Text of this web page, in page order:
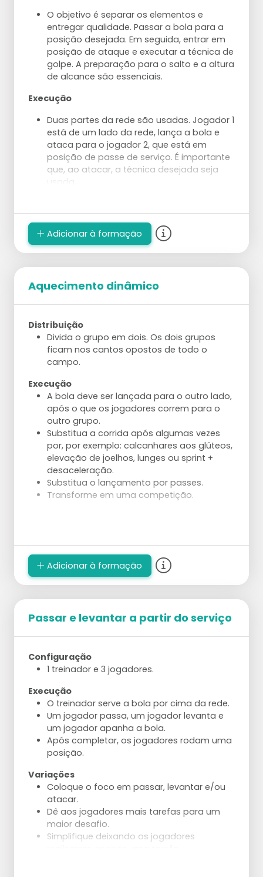
O objetivo é separar os elementos e
entregar qualidade. Passar a bola para a
posição desejada. Em seguida, entrar em
posição de ataque e executar a técnica de
golpe. A preparação para o salto e a altura
de alcance são essenciais.
Execução
Duas partes da rede são usadas. Jogador 1
está de um lado da rede, lança a bola e
ataca para o jogador 2, que está em
posição de passe de serviço. É importante
que, ao atacar, a técnica desejada seja
usada.
de levantamento desejada. O treinador
pega a bola e a lança imediatamente em
uma configuração perfeita (começando
com um levantamento de 1m que contém
um pico).
O jogador 2 entra em posição para o
ataque e ataca em uma área específica
(use cones como alvo). Após o ataque, o
Depois que o jogador 1 ataca a bola, ele se
junta à fila de passadores/atacantes.
Ajustes
A direção do ataque é inicialmente
"apenas" à direita ou à esquerda. À medida
que o exercício avança, o alvo pode ser
reduzido e tornado mais preciso.
A bola também pode ser lançada em vez
de atacada pelo jogador 1.
Dê uma tarefa mais direcionada ao
jogador 1.
Use um levantador em vez do treinador
que pega e lança a bola.
ataque com uma defesa.
Adicionar à formação
Aquecimento dinâmico
Distribuição
Divida o grupo em dois. Os dois grupos
ficam nos cantos opostos de todo o
campo.
Execução
A bola deve ser lançada para o outro lado,
após o que os jogadores correm para o
outro grupo.
Substitua a corrida após algumas vezes
por, por exemplo: calcanhares aos glúteos,
elevação de joelhos, lunges ou sprint +
desaceleração.
Substitua o lançamento por passes.
Transforme em uma competição.
Adicionar à formação
Passar e levantar a partir do serviço
Configuração
1 treinador e 3 jogadores.
Execução
O treinador serve a bola por cima da rede.
Um jogador passa, um jogador levanta e
um jogador apanha a bola.
Após completar, os jogadores rodam uma
posição.
Variações
Coloque o foco em passar, levantar e/ou
atacar.
Dê aos jogadores mais tarefas para um
maior desafio.
Simplifique deixando os jogadores